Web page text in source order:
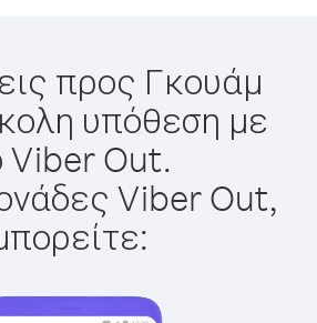
προς Γκουάμ
υπόθεση με
Viber Out.
Viber Out,